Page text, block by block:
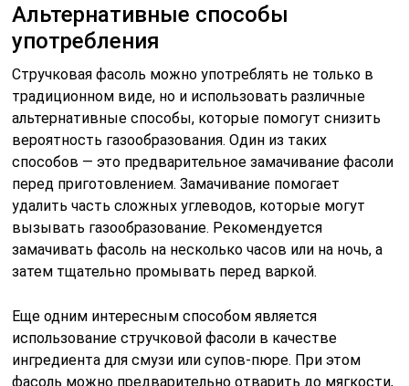
Альтернативные способы
употребления
Стручковая фасоль можно употреблять не только в
традиционном виде, но и использовать различные
альтернативные способы, которые помогут снизить
вероятность газообразования. Один из таких
способов — это предварительное замачивание фасоли
перед приготовлением. Замачивание помогает
удалить часть сложных углеводов, которые могут
вызывать газообразование. Рекомендуется
замачивать фасоль на несколько часов или на ночь, а
затем тщательно промывать перед варкой.
Еще одним интересным способом является
использование стручковой фасоли в качестве
ингредиента для смузи или супов-пюре. При этом
фасоль можно предварительно отварить до мягкости,